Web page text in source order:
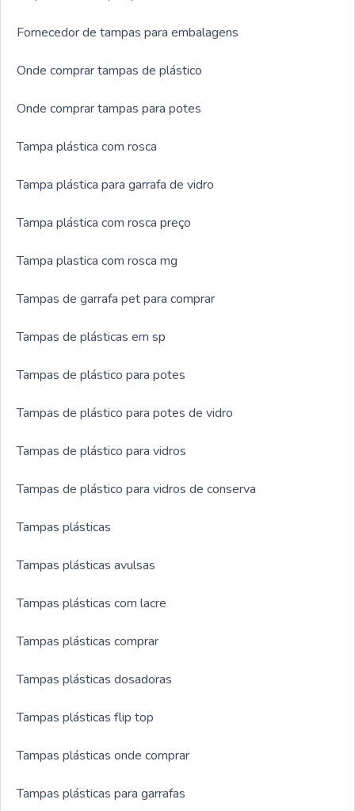
diversas certificações, dentre elas, ISO9001 e CIF –
Vigilância Sanitária) e matérias-primas com laudos de
colaboradores capacitados e profissionais com vasta
os clientes com qualidade.Aproveite a visita para acessar
serviços e produtos. Se preferir, entre em contato com
Fornecedor de tampas para embalagens
Onde comprar tampas de plástico
Onde comprar tampas para potes
Tampa plástica com rosca
Tampa plástica para garrafa de vidro
Tampa plástica com rosca preço
Tampa plastica com rosca mg
Tampas de garrafa pet para comprar
Tampas de plásticas em sp
Tampas de plástico para potes
Tampas de plástico para potes de vidro
Tampas de plástico para vidros
Tampas de plástico para vidros de conserva
Tampas plásticas
Tampas plásticas avulsas
Tampas plásticas com lacre
Tampas plásticas comprar
Tampas plásticas dosadoras
Tampas plásticas flip top
Tampas plásticas onde comprar
Tampas plásticas para garrafas